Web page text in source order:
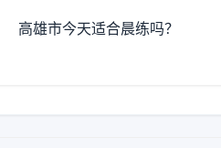
高雄市今天适合晨练吗？